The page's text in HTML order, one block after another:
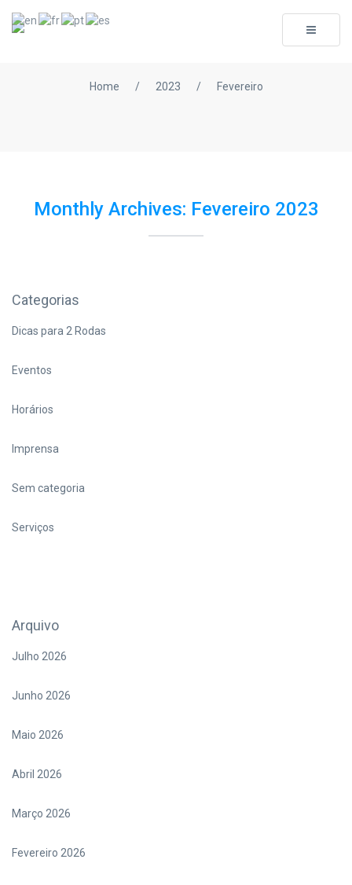
Toggle
Home / 2023 / Fevereiro
Monthly Archives: Fevereiro 2023
Categorias
Dicas para 2 Rodas
Eventos
Horários
Imprensa
Sem categoria
Serviços
Arquivo
Julho 2026
Junho 2026
Maio 2026
Abril 2026
Março 2026
Fevereiro 2026